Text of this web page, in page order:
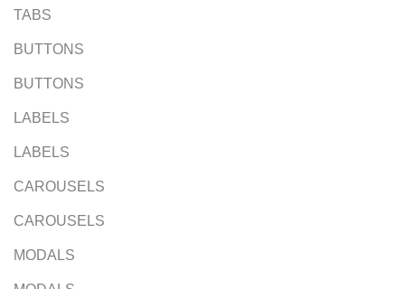
TABS
BUTTONS
BUTTONS
LABELS
LABELS
CAROUSELS
CAROUSELS
MODALS